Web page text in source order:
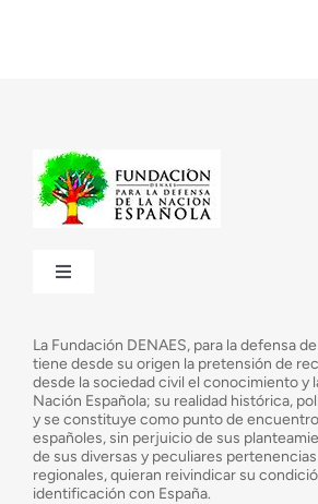
Toggle
¿Cuáles son nuestros objetivos?
Consejo Asesor
La Fundación DENAES, para la defensa
tiene desde su origen la pretensión de
desde la sociedad civil el conocimiento y
Nación Española; su realidad histórica,
y se constituye como punto de
españoles, sin perjuicio de sus
de sus diversas y peculiares
regionales, quieran reivindicar su
identificación con España.